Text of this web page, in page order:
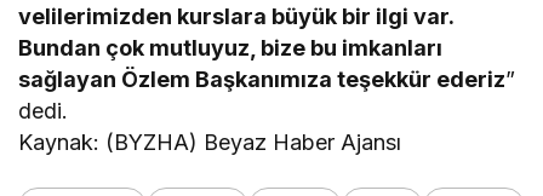
velilerimizden kurslara büyük bir ilgi var.
Bundan çok mutluyuz, bize bu imkanları
sağlayan Özlem Başkanımıza teşekkür ederiz”
dedi.
Kaynak: (BYZHA) Beyaz Haber Ajansı